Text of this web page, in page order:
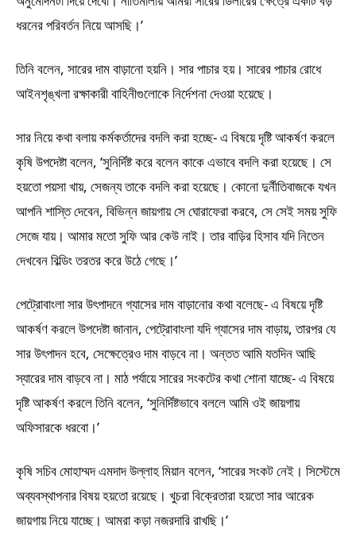
ধরনের পরিবর্তন নিয়ে আসছি।’
তিনি বলেন, সারের দাম বাড়ানো হয়নি। সার পাচার হয়। সারের পাচার রোধে
আইনশৃঙ্খলা রক্ষাকারী বাহিনীগুলোকে নির্দেশনা দেওয়া হয়েছে।
সার নিয়ে কথা বলায় কর্মকর্তাদের বদলি করা হচ্ছে- এ বিষয়ে দৃষ্টি আকর্ষণ করলে
কৃষি উপদেষ্টা বলেন, ‘সুনির্দিষ্ট করে বলেন কাকে এভাবে বদলি করা হয়েছে। সে
হয়তো পয়সা খায়, সেজন্য তাকে বদলি করা হয়েছে। কোনো দুর্নীতিবাজকে যখন
আপনি শাস্তি দেবেন, বিভিন্ন জায়গায় সে ঘোরাফেরা করবে, সে সেই সময় সুফি
সেজে যায়। আমার মতো সুফি আর কেউ নাই। তার বাড়ির হিসাব যদি নিতেন
দেখবেন বিল্ডিং তরতর করে উঠে গেছে।’
পেট্রোবাংলা সার উৎপাদনে গ্যাসের দাম বাড়ানোর কথা বলেছে- এ বিষয়ে দৃষ্টি
আকর্ষণ করলে উপদেষ্টা জানান, পেট্রোবাংলা যদি গ্যাসের দাম বাড়ায়, তারপর যে
সার উৎপাদন হবে, সেক্ষেত্রেও দাম বাড়বে না। অন্তত আমি যতদিন আছি
স্যারের দাম বাড়বে না। মাঠ পর্যায়ে সারের সংকটের কথা শোনা যাচ্ছে- এ বিষয়ে
দৃষ্টি আকর্ষণ করলে তিনি বলেন, ‘সুনির্দিষ্টভাবে বললে আমি ওই জায়গায়
অফিসারকে ধরবো।’
কৃষি সচিব মোহাম্মদ এমদাদ উল্লাহ মিয়ান বলেন, ‘সারের সংকট নেই। সিস্টেমে
অব্যবস্থাপনার বিষয় হয়তো রয়েছে। খুচরা বিক্রেতারা হয়তো সার আরেক
জায়গায় নিয়ে যাচ্ছে। আমরা কড়া নজরদারি রাখছি।’